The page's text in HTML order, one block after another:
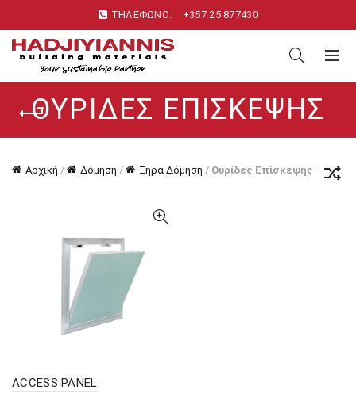
ΤΗΛΕΦΩΝΟ: +357 25 877430
ΘΥΡΊΔΕΣ ΕΠΊΣΚΕΨΗΣ
Αρχική / Δόμηση / Ξηρά Δόμηση / Θυρίδες Επίσκεψης
ACCESS PANEL